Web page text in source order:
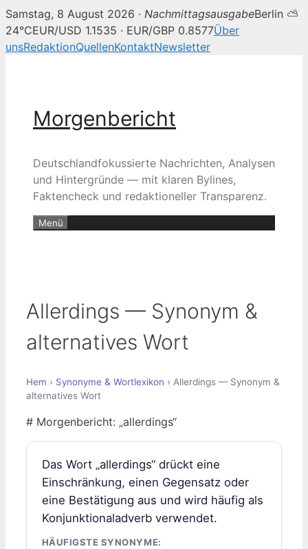
Samstag, 8 August 2026 · NachmittagsausgabeBerlin ⛅
24°CEUR/USD 1.1535 · EUR/GBP 0.8577Über
unsRedaktionQuellenKontaktNewsletter
Morgenbericht
Deutschlandfokussierte Nachrichten, Analysen
und Hintergründe — mit klaren Bylines,
Faktencheck und redaktioneller Transparenz.
Menü
Allerdings — Synonym &
alternatives Wort
Hem › Synonyme & Wortlexikon › Allerdings — Synonym &
alternatives Wort
# Morgenbericht: „allerdings“
Das Wort „allerdings“ drückt eine
Einschränkung, einen Gegensatz oder
eine Bestätigung aus und wird häufig als
Konjunktionaladverb verwendet.
HÄUFIGSTE SYNONYME: